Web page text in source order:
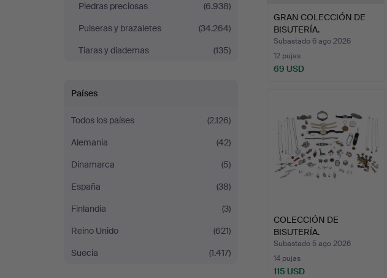
Piedras preciosas
(6.938)
Pulseras y brazaletes
(34.264)
Tiaras y diademas
(135)
Países
Todos los países
(2.126)
Alemania
(42)
Dinamarca
(5)
España
(38)
Finlandia
(3)
Reino Unido
(621)
Suecia
(1.417)
GRAN COLECCIÓN DE
BISUTERÍA.
Subastado 6 ago 2026
12 pujas
69 USD
COLECCIÓN DE
BISUTERÍA.
Subastado 5 ago 2026
14 pujas
115 USD